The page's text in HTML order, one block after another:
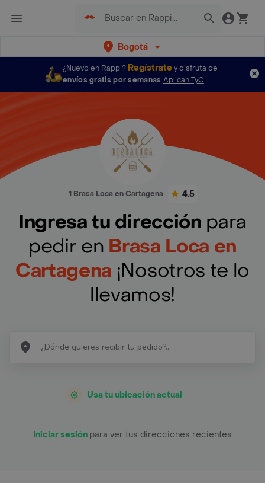
Bogotá
¿Nuevo en Rappi? Regístratey disfruta de
envíos gratis por semanas Aplican TyC
1 Brasa Loca en Cartagena 4.5
Ingresa tu dirección para
pedir en Brasa Loca en
Cartagena ¡Nosotros te lo
llevamos!
Usa tu ubicación actual
Iniciar sesión para ver tus direcciones recientes